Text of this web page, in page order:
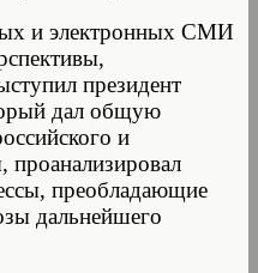
и электронных СМИ
президент
дал общую
и
преобладающие
дальнейшего